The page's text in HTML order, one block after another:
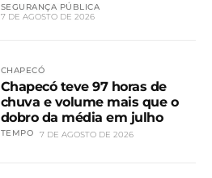
SEGURANÇA PÚBLICA
7 DE AGOSTO DE 2026
CHAPECÓ
Chapecó teve 97 horas de
chuva e volume mais que o
dobro da média em julho
TEMPO 7 DE AGOSTO DE 2026